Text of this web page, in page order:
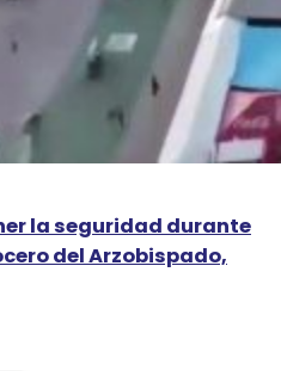
la seguridad durante
del Arzobispado,